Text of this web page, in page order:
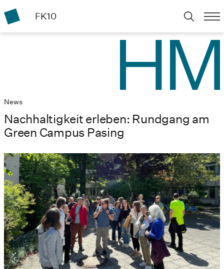
FK10
News
Nachhaltigkeit erleben: Rundgang am
Green Campus Pasing